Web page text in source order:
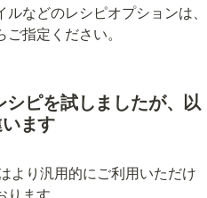
などのレシピオプションは、
指定ください。
ピを試しましたが、以
ます
より汎用的にご利用いただけ
ます。